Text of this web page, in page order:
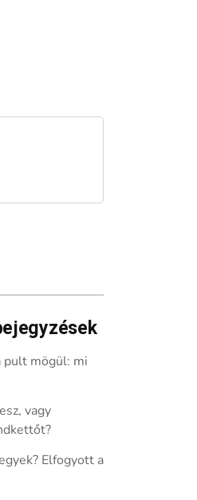
pult mögül: mi
vagy
Elfogyott a